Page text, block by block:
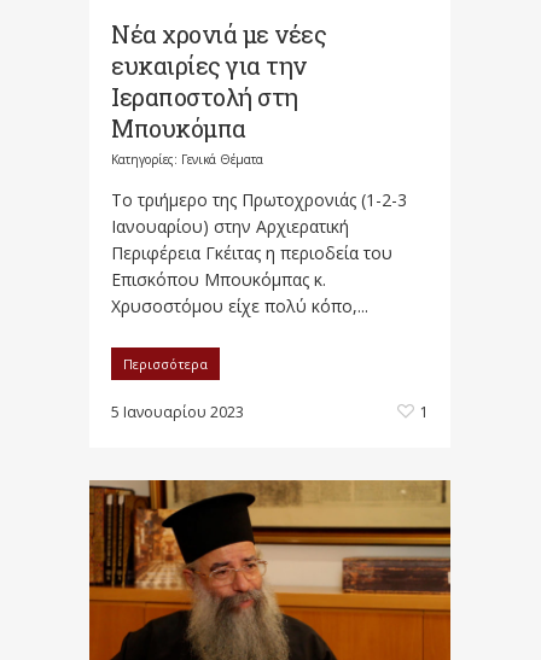
Νέα χρονιά με νέες
ευκαιρίες για την
Ιεραποστολή στη
Μπουκόμπα
Κατηγορίες: Γενικά Θέματα
Το τριήμερο της Πρωτοχρονιάς (1-2-3
Ιανουαρίου) στην Αρχιερατική
Περιφέρεια Γκέιτας η περιοδεία του
Επισκόπου Μπουκόμπας κ.
Χρυσοστόμου είχε πολύ κόπο,...
Περισσότερα
5 Ιανουαρίου 2023 1